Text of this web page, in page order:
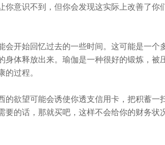
你意识不到，但你会发现这实际上改善了
会开始回忆过去的一些时间。这可能是一
身体释放出来。瑜伽是一种很好的锻炼，
过程。
的欲望可能会诱使你透支信用卡，把积蓄
要的话，那就买吧，这样不会给你的财务